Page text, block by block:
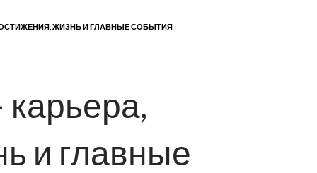
ЖИЗНЬ И ГЛАВНЫЕ СОБЫТИЯ
и главные